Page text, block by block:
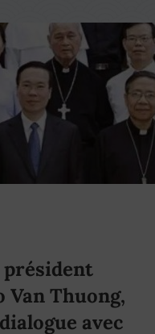
président
Van Thuong,
avec